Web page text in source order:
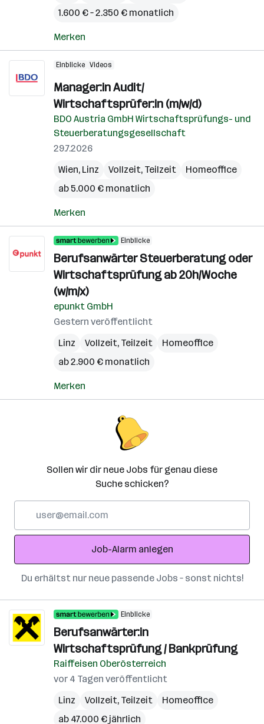
1.600 € – 2.350 € monatlich
Merken
Einblicke Videos
Manager:in Audit/
Wirtschaftsprüfer:in (m/w/d)
BDO Austria GmbH Wirtschaftsprüfungs- und
Steuerberatungsgesellschaft
29.7.2026
Wien, Linz Vollzeit, Teilzeit
Homeoffice
ab 5.000 € monatlich
Merken
Einblicke
Berufsanwärter Steuerberatung oder
Wirtschaftsprüfung ab 20h/Woche
(w/m/x)
epunkt GmbH
Gestern veröffentlicht
Linz
Vollzeit, Teilzeit
Homeoffice
ab 2.900 € monatlich
Merken
Sollen wir dir neue Jobs für genau diese
Suche schicken?
Adresse
Job-Alarm anlegen
Du erhältst nur neue passende Jobs – sonst nichts!
Einblicke
Berufsanwärter:in
Wirtschaftsprüfung / Bankprüfung
Raiffeisen Oberösterreich
vor 4 Tagen veröffentlicht
Linz
Vollzeit, Teilzeit
Homeoffice
ab 47.000 € jährlich